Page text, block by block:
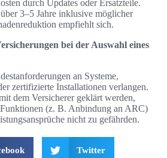
durch Updates oder Ersatzteile.
3–5 Jahre inklusive möglicher
empfiehlt sich.
bei der Auswahl eines
an Systeme,
zertifizierte Installationen verlangen.
dem Versicherer geklärt werden,
(z. B. Anbindung an ARC)
nicht zu gefährden.
Twitter